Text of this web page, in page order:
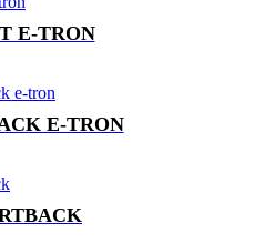
E-TRON
E-TRON